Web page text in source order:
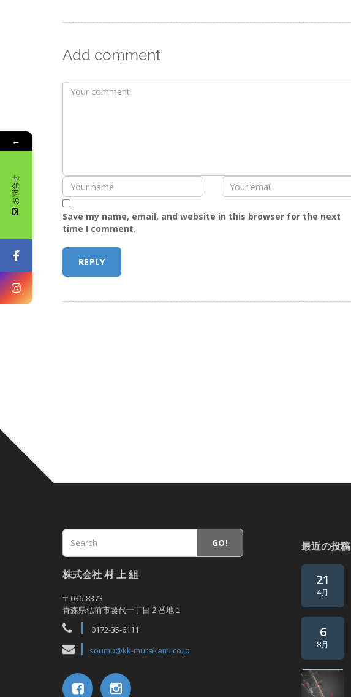
Add comment
Save my name, email, and website in this browser for the next
time I comment.
GO!
株式会社 村 上 組
〒036-8373
青森県弘前市藤代一丁目２番地１
0172-35-6111
soumu@kk-murakami.co.jp
最近の投稿
21
4月
6
8月
←
お問合せ